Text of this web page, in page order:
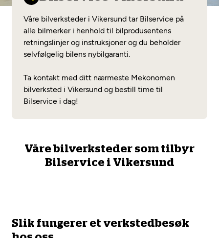
Se alle (52) tjenester her
Mekonomen Bilkonto
Mekonomen Fleet
Fritt verkstedvalg
Lønnsomt valg
Mobilitetsgaranti
Våre bilverksteder i Vikersund tar Bilservice på
alle bilmerker i henhold til bilprodusentens
retningslinjer og instruksjoner og du beholder
selvfølgelig bilens nybilgaranti.
Ta kontakt med ditt nærmeste Mekonomen
bilverksted i Vikersund og bestill time til
Bilservice i dag!
Våre bilverksteder som tilbyr
Bilservice i Vikersund
Slik fungerer et verkstedbesøk